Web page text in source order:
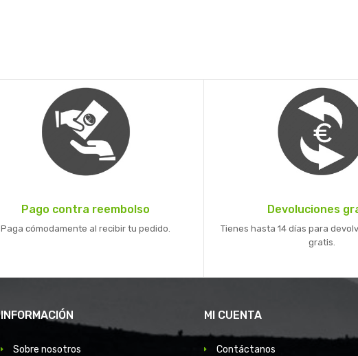
Pago contra reembolso
Paga cómodamente al recibir tu pedido.
Devoluciones
Tienes hasta 14 días para
gratis.
INFORMACIÓN
Sobre nosotros
MI CUENTA
Contáctanos